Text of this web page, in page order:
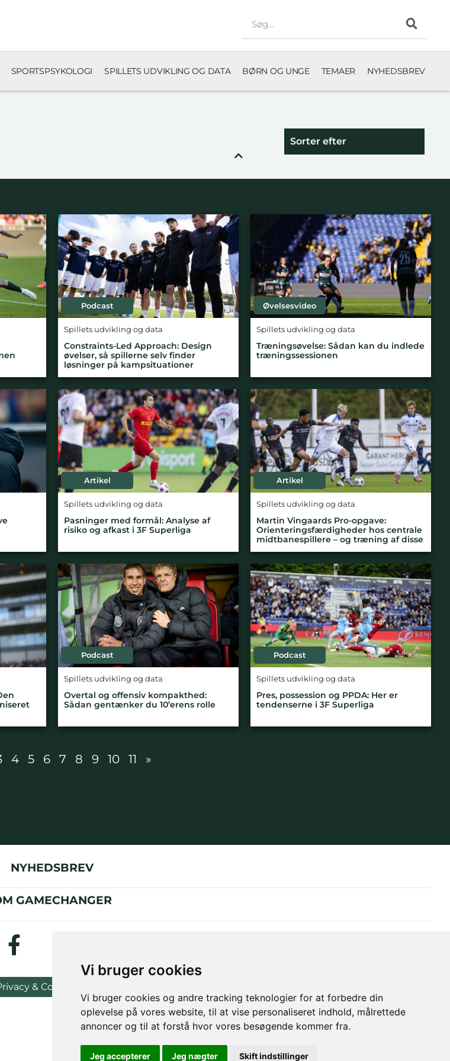
Vi bruger cookies
Vi bruger cookies og andre tracking teknologier for at forbedre din
oplevelse på vores website, til at vise personaliseret indhold, målrettede
annoncer og til at forstå hvor vores besøgende kommer fra.
Jeg accepterer Jeg nægter Skift indstillinger
SPORTSPSYKOLOGI SPILLETS UDVIKLING OG DATA BØRN OG UNGE TEMAER NYHEDSBREV
Sorter efter
Podcast
Spillets udvikling og data
Constraints-Led Approach: Design
øvelser, så spillerne selv finder
løsninger på kampsituationer
Øvelsesvideo
Spillets udvikling og data
Træningsøvelse: Sådan kan du indlede
træningssessionen
Artikel
Spillets udvikling og data
Pasninger med formål: Analyse af
risiko og afkast i 3F Superliga
Artikel
Spillets udvikling og data
Martin Vingaards Pro-opgave:
Orienteringsfærdigheder hos centrale
midtbanespillere – og træning af disse
Podcast
Spillets udvikling og data
Overtal og offensiv kompakthed:
Sådan gentænker du 10’erens rolle
Podcast
Spillets udvikling og data
Pres, possession og PPDA: Her er
tendenserne i 3F Superliga
4 5 6 7 8 9 10 11 »
NYHEDSBREV
GAMECHANGER
& Cookies Policy